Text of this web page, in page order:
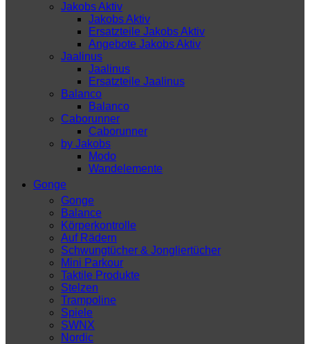
Jakobs Aktiv
Jakobs Aktiv
Ersatzteile Jakobs Aktiv
Angebote Jakobs Aktiv
Jaalinus
Jaalinus
Ersatzteile Jaalinus
Balanco
Balanco
Caborunner
Caborunner
by Jakobs
Modo
Wandelemente
Gonge
Gonge
Balance
Körperkontrolle
Auf Rädern
Schwungtücher & Jongliertücher
Mini Parkour
Taktile Produkte
Stelzen
Trampoline
Spiele
SWNX
Nordic